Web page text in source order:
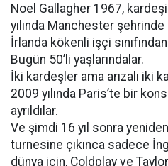
Noel Gallagher 1967,
yılında Manchester
İrlanda kökenli işçi
Bugün 50’li yaşlarındalar.
İki kardeşler ama arızalı iki
2009 yılında Paris’te bir
ayrıldılar.
Ve şimdi 16 yıl sonra
turnesine çıkınca sadece
dünya için, Coldplay ve